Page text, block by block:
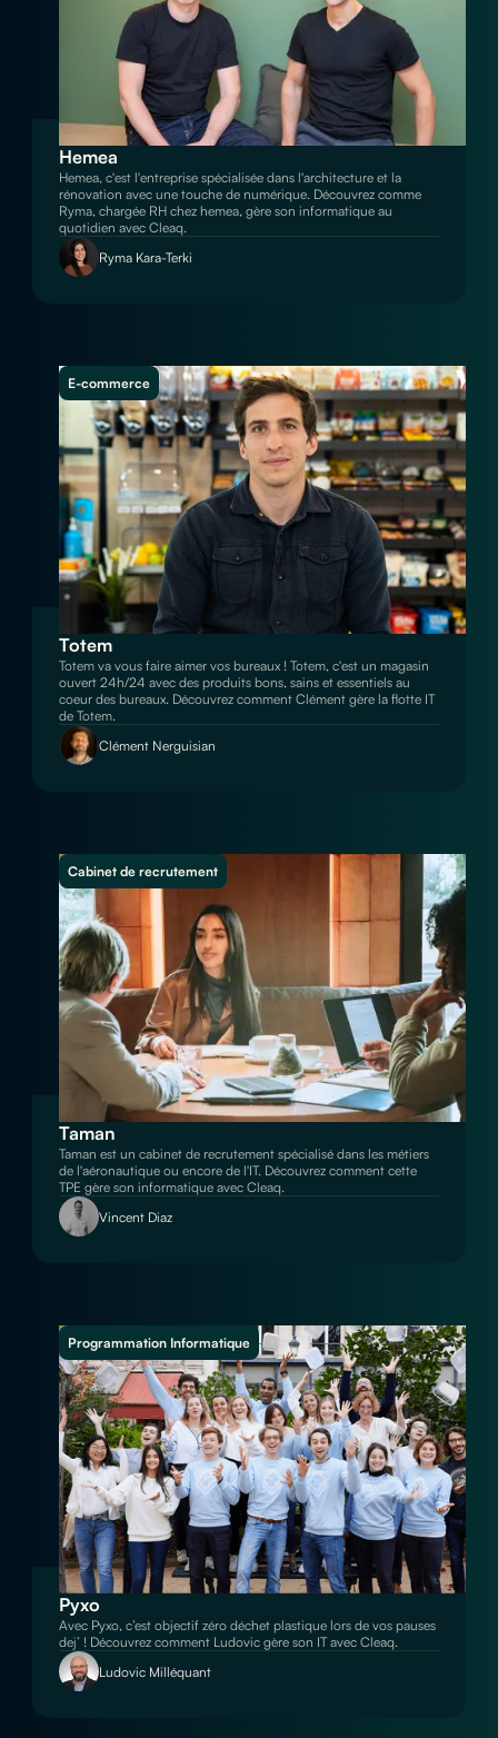
Hemea
Hemea, c'est l'entreprise spécialisée dans l'architecture et la
rénovation avec une touche de numérique. Découvrez comme
Ryma, chargée RH chez hemea, gère son informatique au
quotidien avec Cleaq.
Ryma Kara-Terki
E-commerce
Totem
Totem va vous faire aimer vos bureaux ! Totem, c'est un magasin
ouvert 24h/24 avec des produits bons, sains et essentiels au
coeur des bureaux. Découvrez comment Clément gère la flotte IT
de Totem.
Clément Nerguisian
Cabinet de recrutement
Taman
Taman est un cabinet de recrutement spécialisé dans les métiers
de l'aéronautique ou encore de l'IT. Découvrez comment cette
TPE gère son informatique avec Cleaq.
Vincent Diaz
Programmation Informatique
Pyxo
Avec Pyxo, c’est objectif zéro déchet plastique lors de vos pauses
dej’ ! Découvrez comment Ludovic gère son IT avec Cleaq.
Ludovic Milléquant